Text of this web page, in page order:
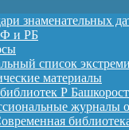
знаменательных
и РБ
список
материалы
Р
журналы